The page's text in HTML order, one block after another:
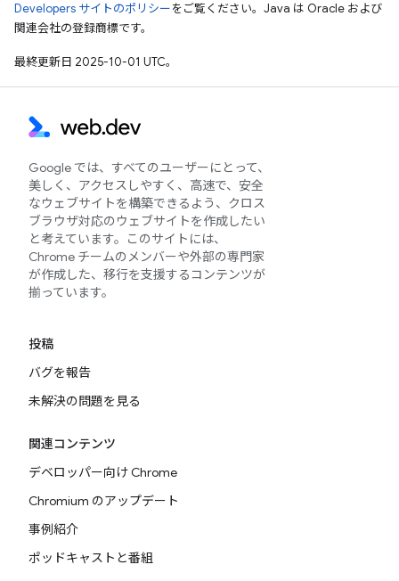
Developers サイトのポリシーをご覧ください。Java は Oracle および
関連会社の登録商標です。
最終更新日 2025-10-01 UTC。
Google では、すべてのユーザーにとって、
美しく、アクセスしやすく、高速で、安全
なウェブサイトを構築できるよう、クロス
ブラウザ対応のウェブサイトを作成したい
と考えています。このサイトには、
Chrome チームのメンバーや外部の専門家
が作成した、移行を支援するコンテンツが
揃っています。
投稿
バグを報告
未解決の問題を見る
関連コンテンツ
デベロッパー向け Chrome
Chromium のアップデート
事例紹介
ポッドキャストと番組